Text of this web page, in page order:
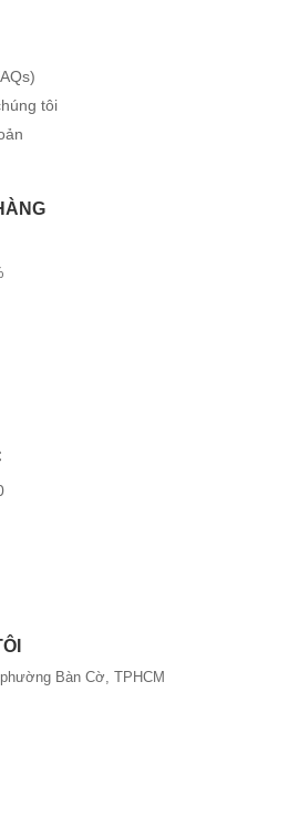
tôi
Bàn Cờ, TPHCM